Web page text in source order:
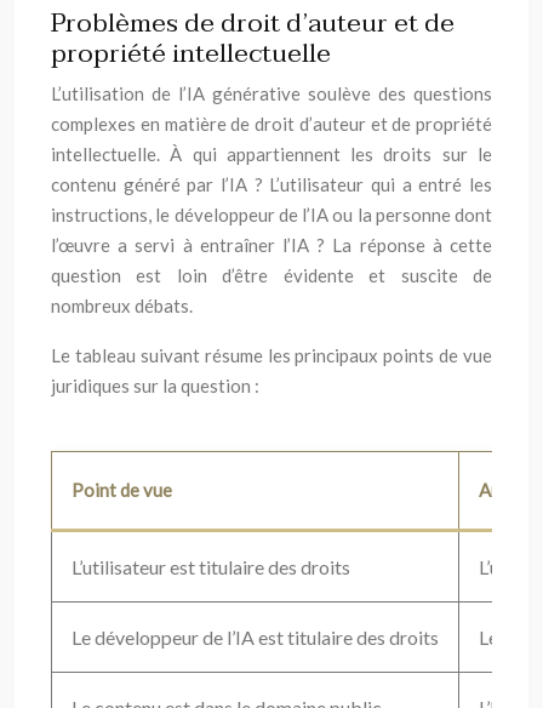
Problèmes de droit d’auteur et de
propriété intellectuelle
L’utilisation de l’IA générative soulève des questions
complexes en matière de droit d’auteur et de propriété
intellectuelle. À qui appartiennent les droits sur le
contenu généré par l’IA ? L’utilisateur qui a entré les
instructions, le développeur de l’IA ou la personne dont
l’œuvre a servi à entraîner l’IA ? La réponse à cette
question est loin d’être évidente et suscite de
nombreux débats.
Le tableau suivant résume les principaux points de vue
juridiques sur la question :
Point de vue
L’utilisateur est titulaire des droits
Le développeur de l’IA est titulaire des droits Le